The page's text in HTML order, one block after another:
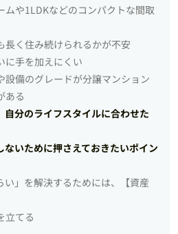
ムや1LDKなどのコンパクトな間取
長く住み続けられるかが不安
に手を加えにくい
設備のグレードが分譲マンション
ある
自分のライフスタイルに合わせた
いために押さえておきたいポイン
い」を解決するためには、【資産
立てる